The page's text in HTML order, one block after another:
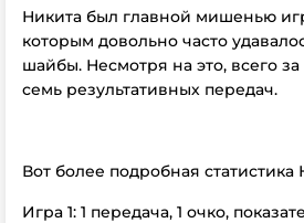
Никита был главной мишенью
которым довольно часто
шайбы. Несмотря на это, всего
семь результативных передач.
Вот более подробная статистика
Игра 1: 1 передача, 1 очко,